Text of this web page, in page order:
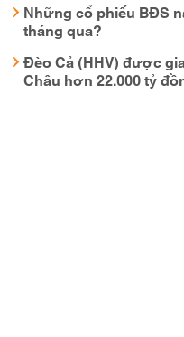
Những cổ phiếu BĐS
tháng qua?
Đèo Cả (HHV) được
Châu hơn 22.000 tỷ